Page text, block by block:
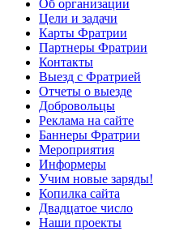
Об организации
Цели и задачи
Карты Фратрии
Партнеры Фратрии
Контакты
Выезд с Фратрией
Отчеты о выезде
Добровольцы
Реклама на сайте
Баннеры Фратрии
Мероприятия
Информеры
Учим новые заряды!
Копилка сайта
Двадцатое число
Наши проекты